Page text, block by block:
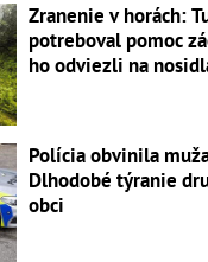
Zranenie v horách:
potreboval pomoc
ho odviezli na
Polícia obvinila
Dlhodobé týranie
obci